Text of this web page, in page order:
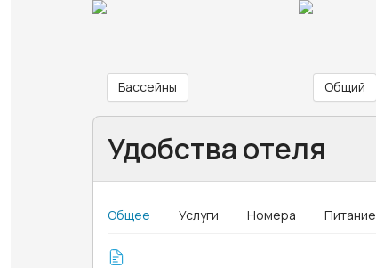
Бассейны Общий
Удобства отеля
Общее Услуги Номера Питание